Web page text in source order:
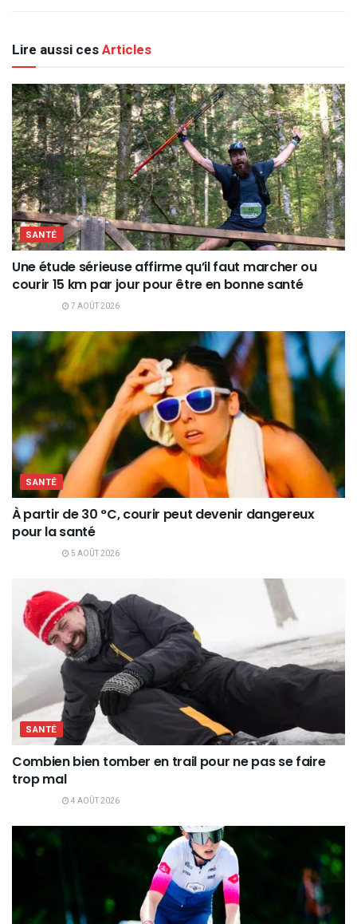
Lire aussi cesArticles
SANTÉ
Une étude sérieuse affirme qu’il faut marcher ou
courir 15 km par jour pour être en bonne santé
7 AOÛT 2026
SANTÉ
À partir de 30 °C, courir peut devenir dangereux
pour la santé
5 AOÛT 2026
SANTÉ
Combien bien tomber en trail pour ne pas se faire
trop mal
4 AOÛT 2026